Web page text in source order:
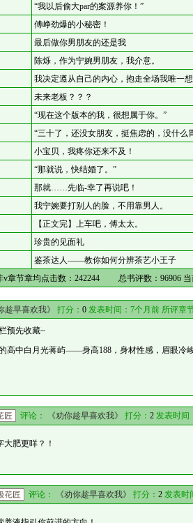
“我以后偷大par的案源养你！”
傅峥劲爆的小秘密！
最后做你男朋友的还是我
陈烁，作为宁婉男朋友，我介意。
我决定遵从自己的内心，抱走全场我唯一想
未来老板？？？
“现在这个版本的我，很想属于你。”
“三十了，还没女朋友，挺焦虑的，没什么
小宝贝，我疼你还来不及！
“那就说，快结婚了。”
那就……先临-幸了再说吧！
我宁婉要打别人的脸，不用靠男人。
【正文完】上车吧，傅太太。
珍贵的见面礼
鉴茶达人——教你如何分辨茶艺小王子
v章节章均点击数： 242244总书评数： 96906当
趁早喜欢我》 打分： 0 发表时间：7个月前 所评章
预先收藏~
高中白月光蒋屿——身高188，身材性感，眉眼
评论： 《劝你趁早喜欢我》 打分： 2发表时间
肥更咩？！
评论： 《劝你趁早喜欢我》 打分： 2发表时